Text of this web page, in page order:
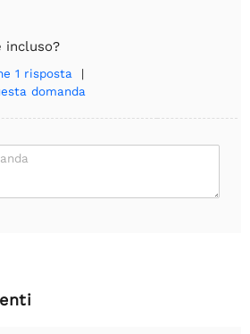
incluso?
1 risposta |
domanda